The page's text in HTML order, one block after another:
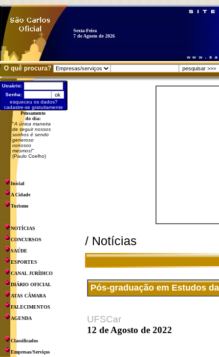
Sexta-Feira
7 de Agosto de 2026
O quê procura?
Usuário:
Senha:
esqueceu os dados?
cadastre-se gratuitamente
Pensamento
do dia:
"A única maneira
de seguir nossos
sonhos é sendo
generoso
conosco
mesmos!"
(Paulo Coelho)
Inicial
A Cidade
Turismo
NOTÍCIAS
CONCURSOS
SAÚDE
ESPORTES
CANAL JURÍDICO
DIÁRIO OFICIAL
ATAS CÂMARA
FALECIMENTOS
AGENDA
Classificados
Empresas/Serviços
/ Notícias
Pós-graduação em Estudos
UFSCar
12 de Agosto de 2022